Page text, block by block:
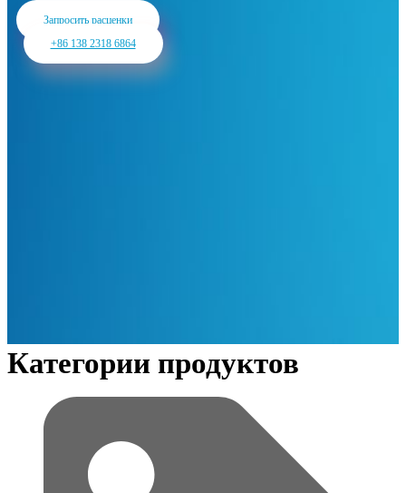
Запросить расценки
+86 138 2318 6864
Категории продуктов